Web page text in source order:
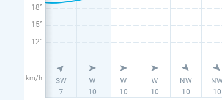
18°
15°
12°
km/h